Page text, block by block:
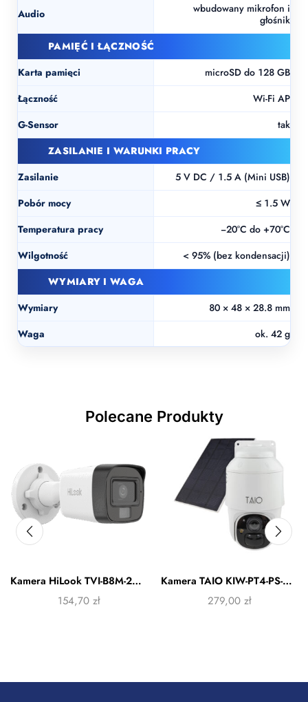
Audio
wbudowany mikrofon i
głośnik
PAMIĘĆ I ŁĄCZNOŚĆ
Karta pamięci
microSD do 128 GB
Łączność
Wi-Fi AP
G-Sensor
tak
ZASILANIE I WARUNKI PRACY
Zasilanie
5 V DC / 1.5 A (Mini USB)
Pobór mocy
≤ 1.5 W
Temperatura pracy
−20°C do +70°C
Wilgotność
< 95% (bez kondensacji)
WYMIARY I WAGA
Wymiary
80 × 48 × 28.8 mm
Waga
ok. 42 g
Polecane Produkty
Kamera HiLook TVI-B8M-20DL
154,70 zł
Kamera TAIO KIW-PT4-PS-SIM
279,00 zł